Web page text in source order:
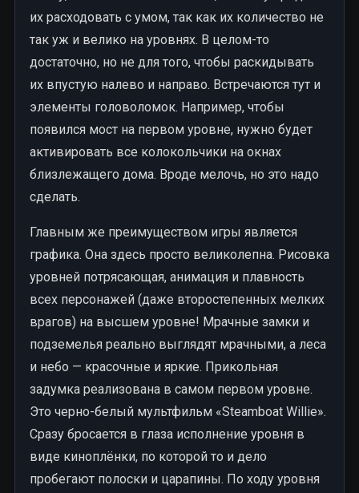
их расходовать с умом, так как их количество не
так уж и велико на уровнях. В целом-то
достаточно, но не для того, чтобы раскидывать
их впустую налево и направо. Встречаются тут и
элементы головоломок. Например, чтобы
появился мост на первом уровне, нужно будет
активировать все колокольчики на окнах
близлежащего дома. Вроде мелочь, но это надо
сделать.
Главным же преимуществом игры является
графика. Она здесь просто великолепна. Рисовка
уровней потрясающая, анимация и плавность
всех персонажей (даже второстепенных мелких
врагов) на высшем уровне! Мрачные замки и
подземелья реально выглядят мрачными, а леса
и небо — красочные и яркие. Прикольная
задумка реализована в самом первом уровне.
Это черно-белый мультфильм «Steamboat Willie».
Сразу бросается в глаза исполнение уровня в
виде киноплёнки, по которой то и дело
пробегают полоски и царапины. По ходу уровня